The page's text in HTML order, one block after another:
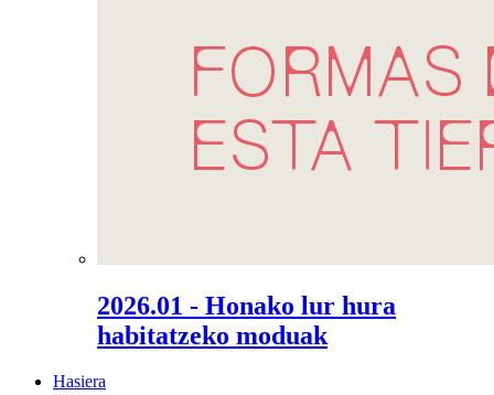
2026.01 - Honako lur hura
habitatzeko moduak
Hasiera